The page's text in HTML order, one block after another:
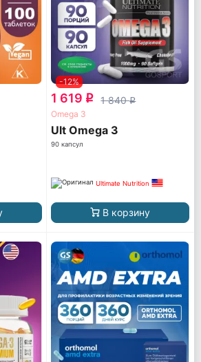
-12%
1 619 q 1 840q
Omega 3
Ult Omega 3
90 капсул
Ultimate Nutrition
В корзину